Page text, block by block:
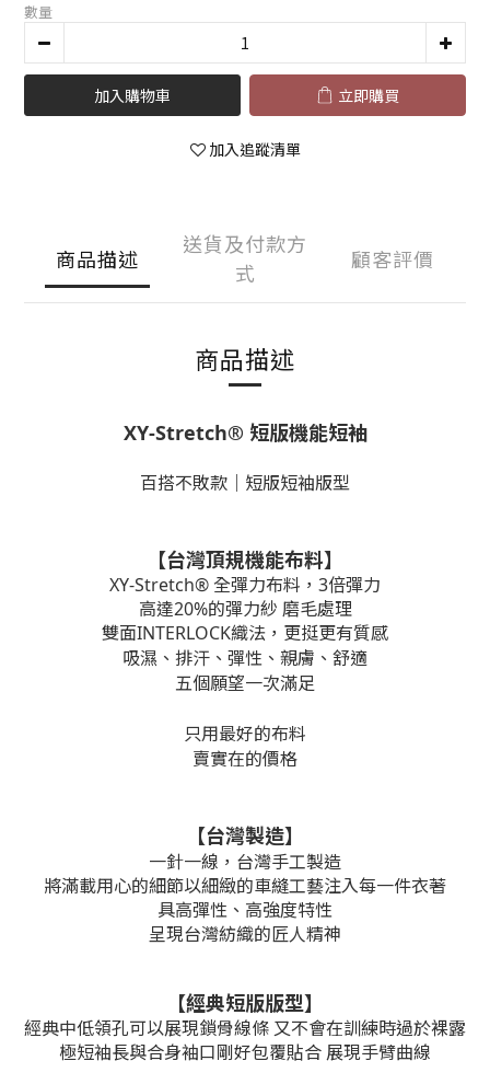
數量
加入購物車 立即購買
加入追蹤清單
商品描述
送貨及付款方
式
顧客評價
商品描述
XY-Stretch® 短版機能短袖
百搭不敗款｜短版短袖版型
【台灣頂規機能布料】
XY-Stretch® 全彈力布料，3倍彈力
高達20%的彈力紗 磨毛處理
雙面INTERLOCK織法，更挺更有質感
吸濕、排汗、彈性、親膚、舒適
五個願望一次滿足
只用最好的布料
賣實在的價格
【台灣製造】
一針一線， 台灣手工製造
將滿載用心的細節以細緻的車縫工藝注入每一件衣著
具高彈性、高強度特性
呈現台灣紡織的匠人精神
【經典短版版型】
經典中低領孔可以展現鎖骨線條 又不會在訓練時過於裸露
極短袖長與合身袖口剛好包覆貼合 展現手臂曲線